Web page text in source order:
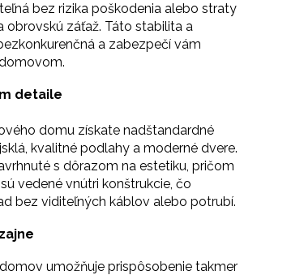
bez rizika poškodenia alebo straty
obrovskú záťaž. Táto stabilita a
a zabezpečí vám
detaile
domu získate nadštandardné
kvalitné podlahy a moderné dvere.
s dôrazom na estetiku, pričom
vedené vnútri konštrukcie, čo
bez viditeľných káblov alebo potrubí.
umožňuje prispôsobenie takmer